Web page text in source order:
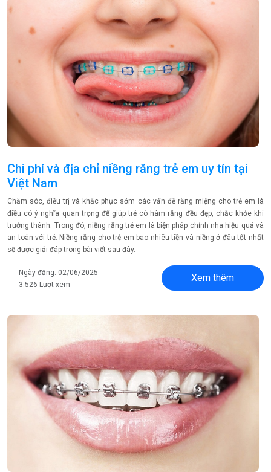
Chi phí và địa chỉ niềng răng trẻ em uy tín tại
Việt Nam
Chăm sóc, điều trị và khắc phục sớm các vấn đề răng miệng cho trẻ em là
điều có ý nghĩa quan trọng để giúp trẻ có hàm răng đều đẹp, chắc khỏe khi
trưởng thành. Trong đó, niềng răng trẻ em là biện pháp chỉnh nha hiệu quả và
an toàn với trẻ. Niềng răng cho trẻ em bao nhiêu tiền và niềng ở đâu tốt nhất
sẽ được giải đáp trong bài viết sau đây.
Ngày đăng: 02/06/2025
3.526 Lượt xem
Xem thêm